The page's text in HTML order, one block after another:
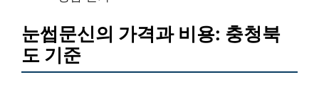
눈썹문신의 가격과 비용: 충청북
도 기준